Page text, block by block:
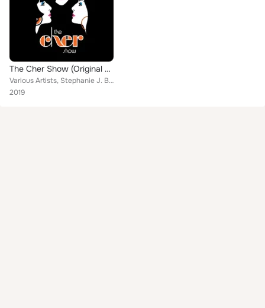
The Cher Show (Original Broadway Cast Recording)
Various Artists, Stephanie J. Block, Teal Wicks, Matthew Hydzik, Micaela Diamond, Jarrod Spector, The Cher Show Ensemble, Emily ...
2019